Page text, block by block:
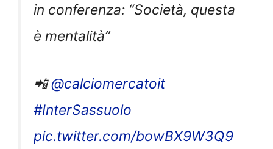
in conferenza: “Società, questa
è mentalità”
📲@calciomercatoit
#InterSassuolo
pic.twitter.com/bowBX9W3Q9